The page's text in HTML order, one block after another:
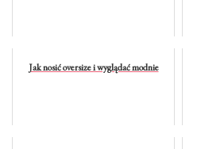
Jak nosić oversize i wyglądać modnie